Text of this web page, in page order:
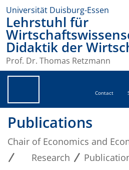
Universität Duisburg-Essen
Lehrstuhl für
Didaktik der
Prof. Dr. Thomas Retzmann
Contact
Publications
Chair of Economics and
Research